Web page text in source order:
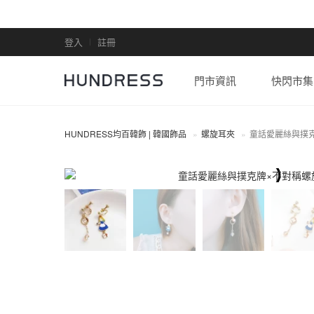
登入 註冊
門市資訊 快閃市集
HUNDRESS均百韓飾 | 韓國飾品 螺旋耳夾 童話愛麗絲與撲